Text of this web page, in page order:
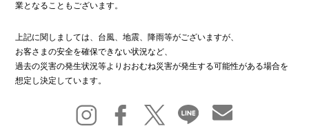
業となることもございます。
上記に関しましては、台風、地震、降雨等がございますが、
お客さまの安全を確保できない状況など、
過去の災害の発生状況等よりおおむね災害が発生する可能性がある場合を
想定し決定しています。